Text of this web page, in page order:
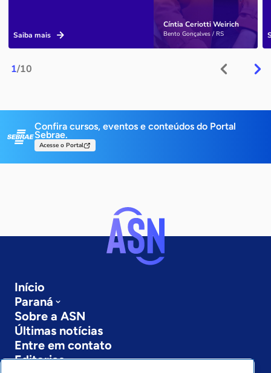
1/10
Cíntia Ceriotti Weirich
Bento Gonçalves / RS
Saiba mais
Confira cursos, eventos e conteúdos do Portal
Sebrae.
Acesse o Portal
Início
Paraná
Sobre a ASN
Últimas notícias
Entre em contato
Editorias